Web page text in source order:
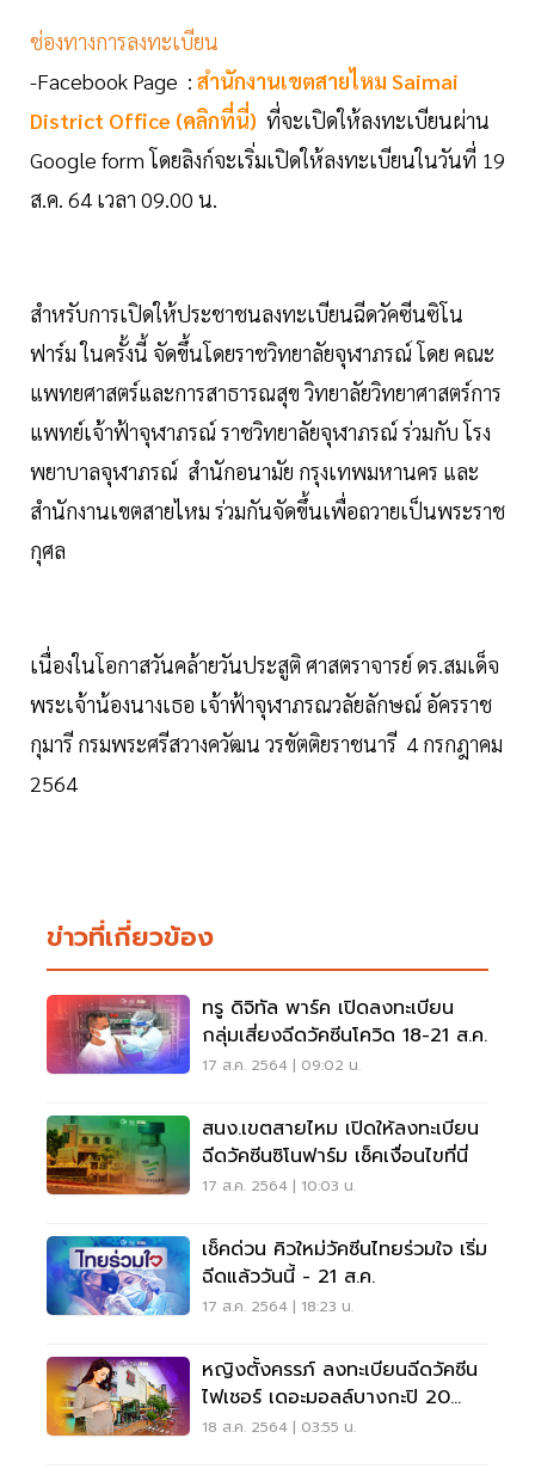
ช่องทางการลงทะเบียน
-Facebook Page : สำนักงานเขตสายไหม Saimai
District Office (คลิกที่นี่) ที่จะเปิดให้ลงทะเบียนผ่าน
Google form โดยลิงก์จะเริ่มเปิดให้ลงทะเบียนในวันที่ 19
ส.ค. 64 เวลา 09.00 น.
สำหรับการเปิดให้ประชาชนลงทะเบียนฉีดวัคซีนซิโน
ฟาร์ม ในครั้งนี้ จัดขึ้นโดยราชวิทยาลัยจุฬาภรณ์ โดย คณะ
แพทยศาสตร์และการสาธารณสุข วิทยาลัยวิทยาศาสตร์การ
แพทย์เจ้าฟ้าจุฬาภรณ์ ราชวิทยาลัยจุฬาภรณ์ ร่วมกับ โรง
พยาบาลจุฬาภรณ์ สำนักอนามัย กรุงเทพมหานคร และ
สำนักงานเขตสายไหม ร่วมกันจัดขึ้นเพื่อถวายเป็นพระราช
กุศล
เนื่องในโอกาสวันคล้ายวันประสูติ ศาสตราจารย์ ดร.สมเด็จ
พระเจ้าน้องนางเธอ เจ้าฟ้าจุฬาภรณวลัยลักษณ์ อัครราช
กุมารี กรมพระศรีสวางควัฒน วรขัตติยราชนารี 4 กรกฎาคม
2564
ข่าวที่เกี่ยวข้อง
ทรู ดิจิทัล พาร์ค เปิดลงทะเบียน
กลุ่มเสี่ยงฉีดวัคซีนโควิด 18-21 ส.ค.
17 ส.ค. 2564 | 09:02 น.
สนง.เขตสายไหม เปิดให้ลงทะเบียน
ฉีดวัคซีนซิโนฟาร์ม เช็คเงื่อนไขที่นี่
17 ส.ค. 2564 | 10:03 น.
เช็คด่วน คิวใหม่วัคซีนไทยร่วมใจ เริ่ม
ฉีดแล้ววันนี้ - 21 ส.ค.
17 ส.ค. 2564 | 18:23 น.
หญิงตั้งครรภ์ ลงทะเบียนฉีดวัคซีน
ไฟเชอร์ เดอะมอลล์บางกะปิ 20
ส.ค.นี้
18 ส.ค. 2564 | 03:55 น.